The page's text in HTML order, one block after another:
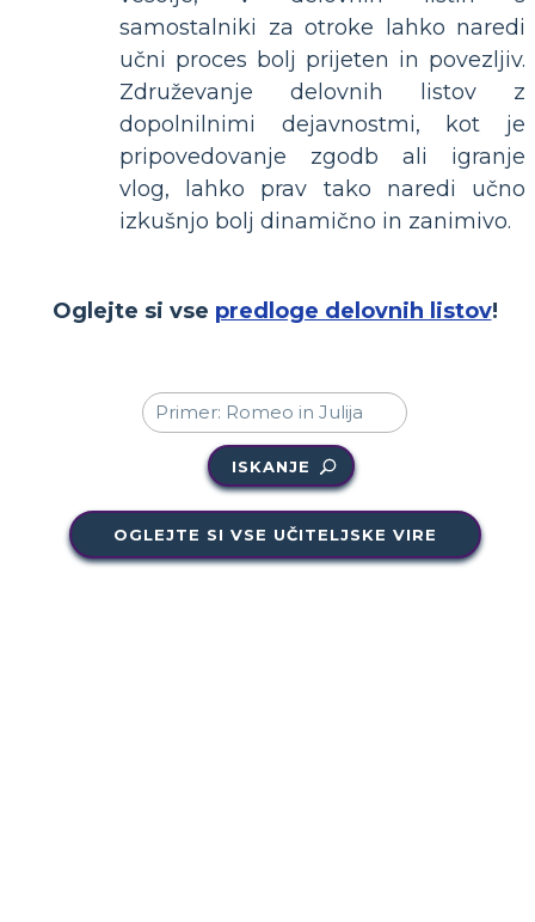
samostalniki za otroke lahko naredi
učni proces bolj prijeten in povezljiv.
Združevanje delovnih listov z
dopolnilnimi dejavnostmi, kot je
pripovedovanje zgodb ali igranje
vlog, lahko prav tako naredi učno
izkušnjo bolj dinamično in zanimivo.
Oglejte si vse predloge delovnih listov!
ISKANJE
OGLEJTE SI VSE UČITELJSKE VIRE